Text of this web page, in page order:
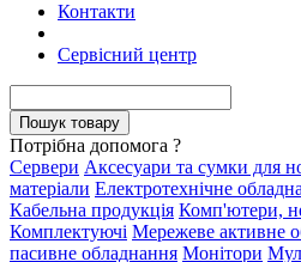
Контакти
Сервісний центр
Потрібна допомога ?
Сервери Аксесуари та сумки для
матеріали Електротехнічне
Кабельна продукція Комп'ютери,
Комплектуючі Мережеве активне
пасивне обладнання Монітори